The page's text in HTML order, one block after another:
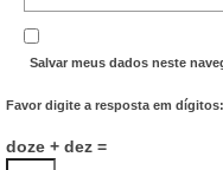
Salvar meus dados neste
Favor digite a resposta em dígitos:
doze + dez =